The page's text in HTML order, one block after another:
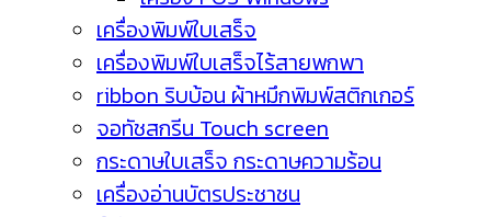
เครื่องพิมพ์ใบเสร็จ
เครื่องพิมพ์ใบเสร็จไร้สายพกพา
ribbon ริบบ้อน ผ้าหมึกพิมพ์สติกเกอร์
จอทัชสกรีน Touch screen
กระดาษใบเสร็จ กระดาษความร้อน
เครื่องอ่านบัตรประชาชน